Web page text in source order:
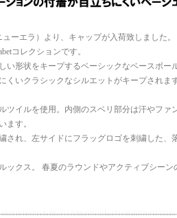
ーエラ）より、キャップが入荷致しました。
コレクションです。
い形状をキープするベーシックなベースボー
くいクラシックなシルエットがキープされま
ツイルを使用。内側のスベリ部分は汗やファ
ます。
され、左サイドにフラッグロゴを刺繍した、
ックス。 春夏のラウンドやアクティブシー